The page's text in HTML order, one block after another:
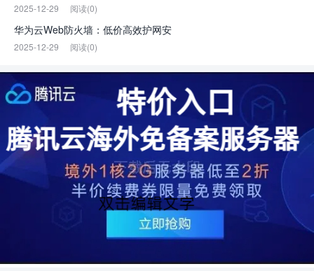
2025-12-29 阅读(0)
华为云Web防火墙：低价高效护网安
2025-12-29 阅读(0)